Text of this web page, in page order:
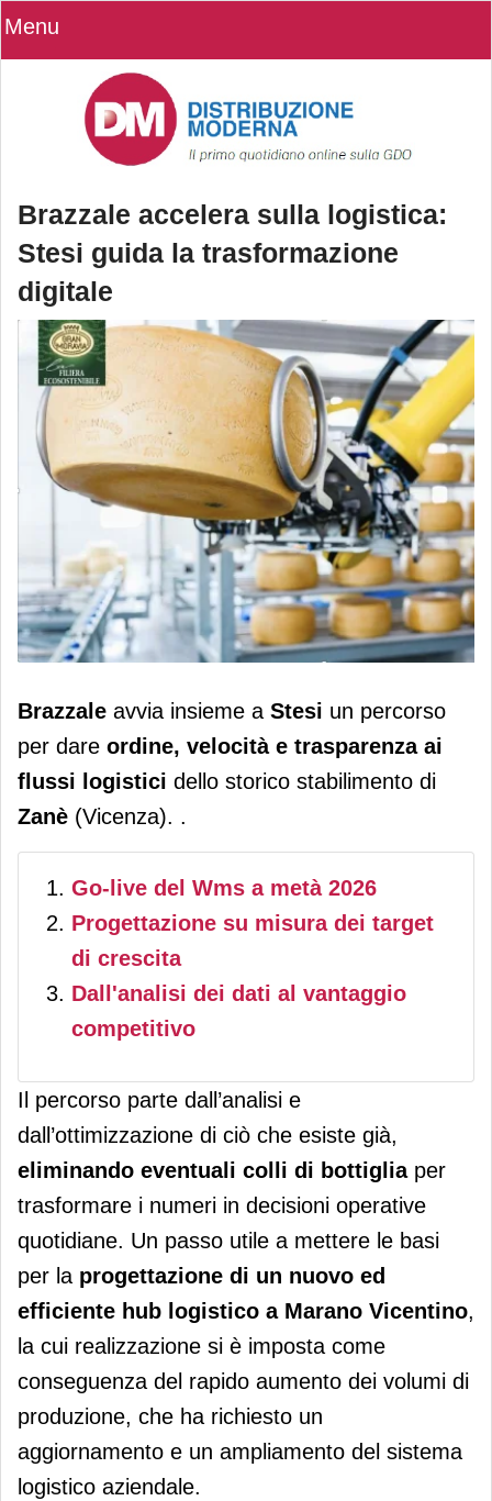
Menu
Brazzale accelera sulla logistica:
Stesi guida la trasformazione
digitale
Brazzale accelera sulla logistica:
Stesi guida la trasformazione digitale
Brazzale avvia insieme a Stesi un percorso
per dare ordine, velocità e trasparenza ai
flussi logistici dello storico stabilimento di
Zanè (Vicenza). .
Go-live del Wms a metà 2026
Progettazione su misura dei target
di crescita
Dall'analisi dei dati al vantaggio
competitivo
Il percorso parte dall’analisi e
dall’ottimizzazione di ciò che esiste già,
eliminando eventuali colli di bottigliaper
trasformare i numeri in decisioni operative
quotidiane. Un passo utile a mettere le basi
per la progettazione di un nuovo ed
efficiente hub logistico a Marano Vicentino,
la cui realizzazione si è imposta come
conseguenza del rapido aumento dei volumi di
produzione, che ha richiesto un
aggiornamento e un ampliamento del sistema
logistico aziendale.